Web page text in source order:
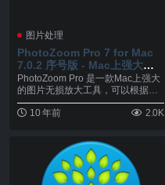
图片处理
PhotoZoom Pro 7 for Mac
7.0.2 序号版 - Mac上强大的
图片无损放大工具
PhotoZoom Pro 是一款Mac上强大
的图片无损放大工具，可以根据用
户的...
10 年前
2.0K